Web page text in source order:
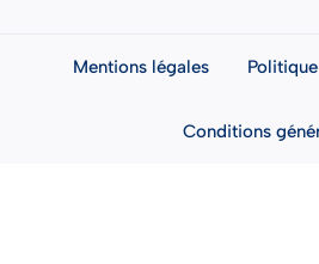
Mentions légales
Conditions